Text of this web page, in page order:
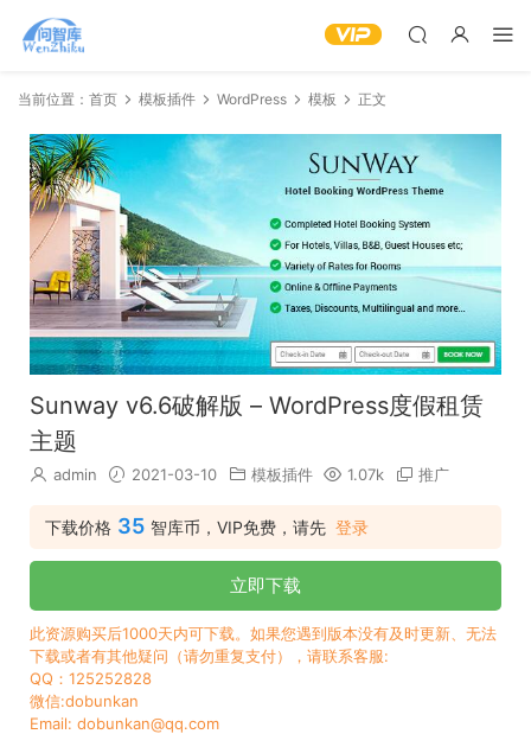
当前位置： 首页 模板插件 WordPress 模板 正文
Sunway v6.6破解版 – WordPress度假租赁
主题
admin 2021-03-10 模板插件 1.07k 推广
下载价格 35 智库币，VIP免费，请先 登录
立即下载
此资源购买后1000天内可下载。如果您遇到版本没有及时更新、无法
下载或者有其他疑问（请勿重复支付），请联系客服:
QQ：125252828
微信:dobunkan
Email: dobunkan@qq.com